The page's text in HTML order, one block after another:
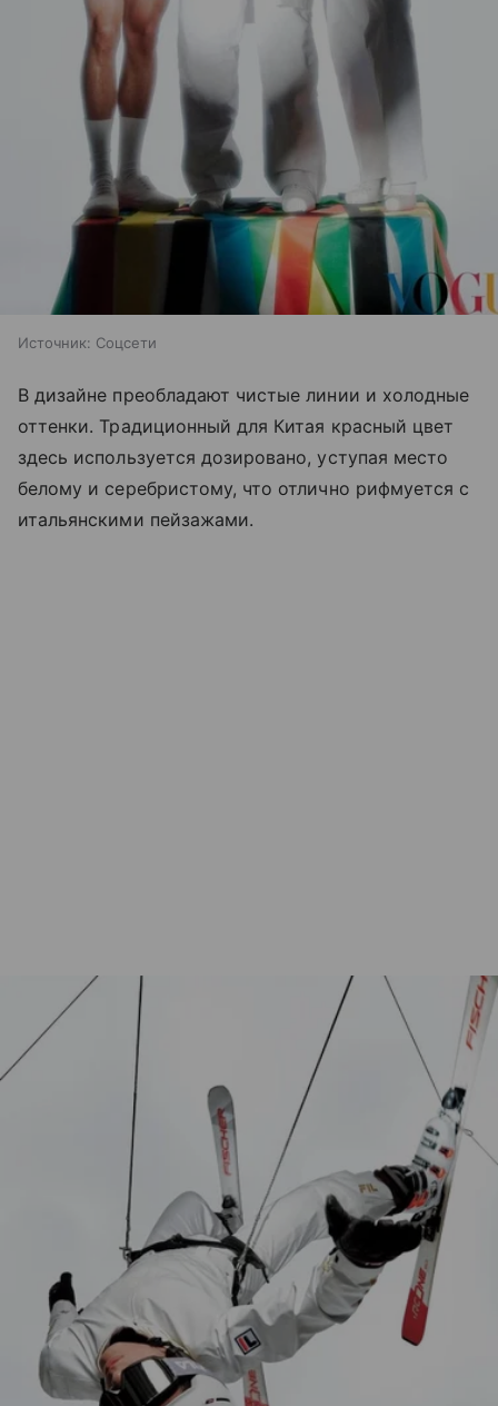
Источник: Соцсети
В дизайне преобладают чистые линии и холодные
оттенки. Традиционный для Китая красный цвет
здесь используется дозировано, уступая место
белому и серебристому, что отлично рифмуется с
итальянскими пейзажами.